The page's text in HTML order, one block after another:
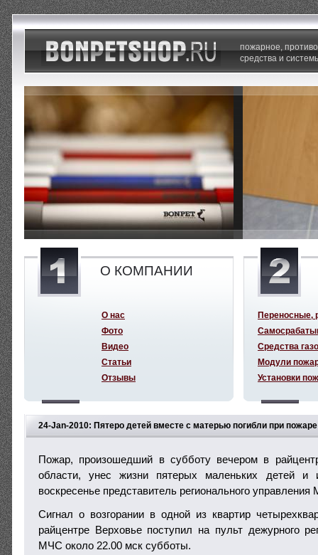
24-Jan-2010: Пятеро детей вместе с матерью погибли при
Пожар, произошедший в субботу вечером в
области, унес жизни пятерых маленьких детей
воскресенье представитель регионального
Сигнал о возгорании в одной из квартир
райцентре Верховье поступил на пульт дежурного
МЧС около 22.00 мск субботы.
пожарное,
средства и
О КОМПАНИИ
О нас
Фото
Видео
Статьи
Отзывы
Переносные,
Средства
Модули
Установки